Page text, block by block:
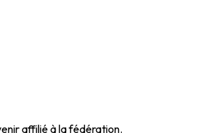
affilié à la fédération.